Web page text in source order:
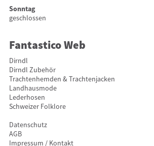
Sonntag
geschlossen
Fantastico Web
Dirndl
Dirndl Zubehör
Trachtenhemden & Trachtenjacken
Landhausmode
Lederhosen
Schweizer Folklore
Datenschutz
AGB
Impressum / Kontakt